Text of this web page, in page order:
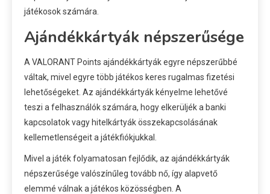
játékosok számára.
Ajándékkártyák népszerűsége
A VALORANT Points ajándékkártyák egyre népszerűbbé
váltak, mivel egyre több játékos keres rugalmas fizetési
lehetőségeket. Az ajándékkártyák kényelme lehetővé
teszi a felhasználók számára, hogy elkerüljék a banki
kapcsolatok vagy hitelkártyák összekapcsolásának
kellemetlenségeit a játékfiókjukkal.
Mivel a játék folyamatosan fejlődik, az ajándékkártyák
népszerűsége valószínűleg tovább nő, így alapvető
elemmé válnak a játékos közösségben. A